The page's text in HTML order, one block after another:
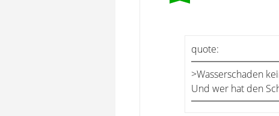
quote:
>Wasserschaden
Und wer hat den